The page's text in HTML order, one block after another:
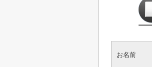
お名前